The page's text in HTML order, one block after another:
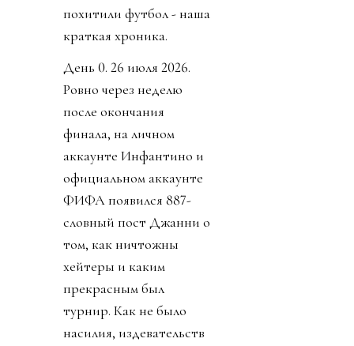
Но не прошло и недели,
как воплощение
коррупции, президент
ФИФА Инфантино,
нажал на спусковой
крючок давно
созревшего плана:
прихватизация футбола.
О том как почти
похитили футбол - наша
День 0. 26 июля 2026.
Ровно через неделю
после окончания
финала, на личном